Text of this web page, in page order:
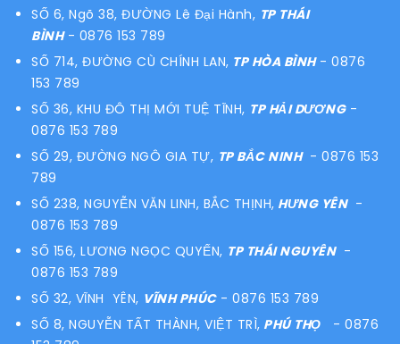
SỐ 6, Ngõ 38, ĐƯỜNG Lê Đại Hành, TP THÁI
BÌNH- 0876 153 789
SỐ 714, ĐƯỜNG CÙ CHÍNH LAN, TP HÒA BÌNH- 0876
153 789
SỐ 36, KHU ĐÔ THỊ MỚI TUỆ TĨNH, TP HẢI DƯƠNG-
0876 153 789
SỐ 29, ĐƯỜNG NGÔ GIA TỰ, TP BẮC NINH- 0876 153
789
SỐ 238, NGUYỄN VĂN LINH, BẮC THỊNH, HƯNG YÊN-
0876 153 789
SỐ 156, LƯƠNG NGỌC QUYẾN, TP THÁI NGUYÊN-
0876 153 789
SỐ 32, VĨNH YÊN, VĨNH PHÚC- 0876 153 789
SỐ 8, NGUYỄN TẤT THÀNH, VIỆT TRÌ, PHÚ THỌ - 0876